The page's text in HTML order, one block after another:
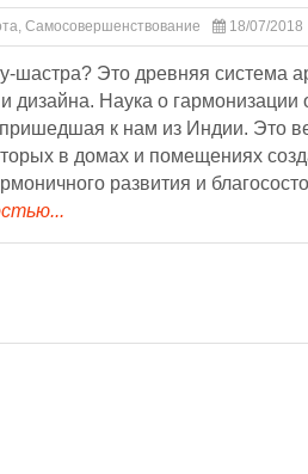
, Самосовершенствование 18/07/2018
шастра? Это древняя система
дизайна. Наука о
к нам из Индии. Это
в домах и помещениях
развития и